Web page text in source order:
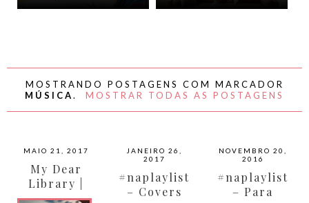
MOSTRANDO POSTAGENS COM MARCADOR
MÚSICA. MOSTRAR TODAS AS POSTAGENS
MAIO 21, 2017
My Dear
Library |
Ano 07
JANEIRO 26,
2017
#naplaylist
– Covers
NOVEMBRO 20,
2016
#naplaylist
– Para